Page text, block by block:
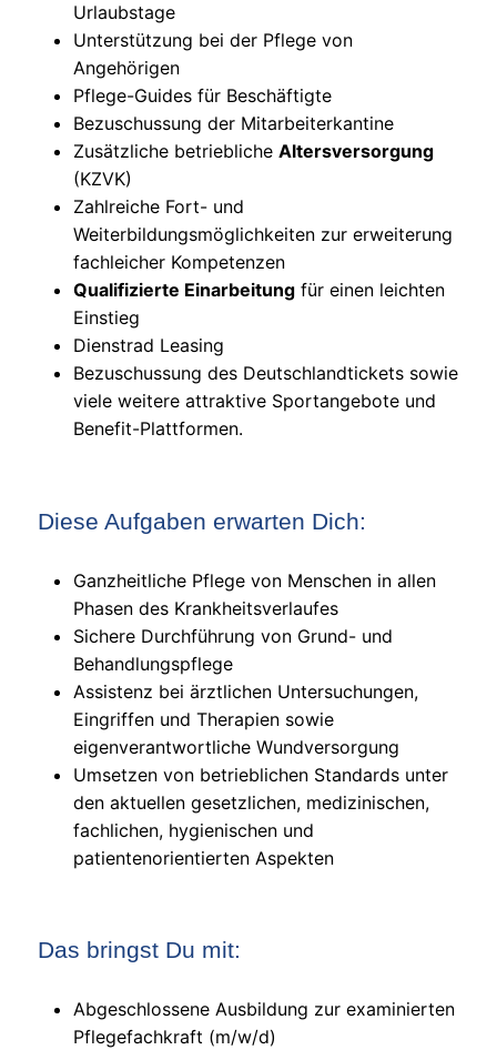
Urlaubstage
Unterstützung bei der Pflege von
Angehörigen
Pflege-Guides für Beschäftigte
Bezuschussung der Mitarbeiterkantine
Zusätzliche betriebliche Altersversorgung
(KZVK)
Zahlreiche Fort- und
Weiterbildungsmöglichkeiten zur erweiterung
fachleicher Kompetenzen
Qualifizierte Einarbeitung für einen leichten
Einstieg
Dienstrad Leasing
Bezuschussung des Deutschlandtickets sowie
viele weitere attraktive Sportangebote und
Benefit-Plattformen.
Diese Aufgaben erwarten Dich:
Ganzheitliche Pflege von Menschen in allen
Phasen des Krankheitsverlaufes
Sichere Durchführung von Grund- und
Behandlungspflege
Assistenz bei ärztlichen Untersuchungen,
Eingriffen und Therapien sowie
eigenverantwortliche Wundversorgung
Umsetzen von betrieblichen Standards unter
den aktuellen gesetzlichen, medizinischen,
fachlichen, hygienischen und
patientenorientierten Aspekten
Das bringst Du mit:
Abgeschlossene Ausbildung zur examinierten
Pflegefachkraft (m/w/d)